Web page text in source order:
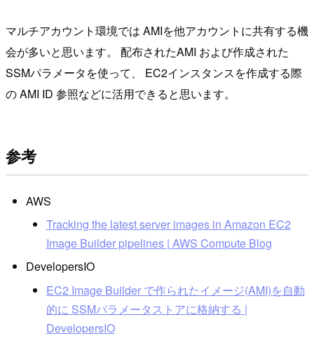
マルチアカウント環境では AMIを他アカウントに共有する機
会が多いと思います。 配布されたAMI および作成された
SSMパラメータを使って、 EC2インスタンスを作成する際
の AMI ID 参照などに活用できると思います。
参考
AWS
Tracking the latest server images in Amazon EC2
Image Builder pipelines | AWS Compute Blog
DevelopersIO
EC2 Image Builder で作られたイメージ(AMI)を自動
的に SSMパラメータストアに格納する |
DevelopersIO